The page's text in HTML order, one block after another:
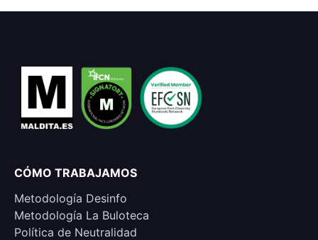
CÓMO TRABAJAMOS
Metodología Desinfo
Metodología La Buloteca
Política de Neutralidad